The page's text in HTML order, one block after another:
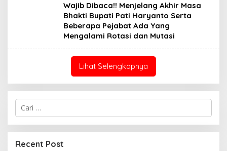
Wajib Dibaca!! Menjelang Akhir Masa
Bhakti Bupati Pati Haryanto Serta
Beberapa Pejabat Ada Yang
Mengalami Rotasi dan Mutasi
Lihat Selengkapnya
Cari
untuk:
Recent Post